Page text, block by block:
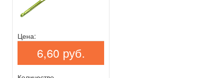
Цена:
6,60 руб.